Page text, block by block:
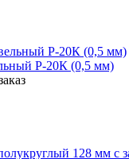
Р-20К (0,5 мм)